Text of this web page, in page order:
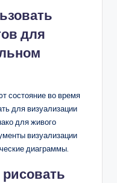
для
состояние во время
для визуализации
для живого
визуализации
диаграммы.